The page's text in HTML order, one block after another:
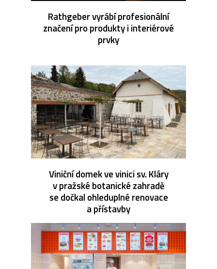
Rathgeber vyrábí profesionální
značení pro produkty i interiérové
prvky
Viniční domek ve vinici sv. Kláry
v pražské botanické zahradě
se dočkal ohleduplné renovace
a přístavby